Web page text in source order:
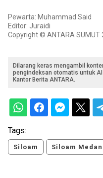
Pewarta: Muhammad Said
Editor: Juraidi
Copyright © ANTARA SUMUT
Dilarang keras mengambil
pengindeksan otomatis untuk
Kantor Berita ANTARA.
Tags:
Siloam Siloam Medan